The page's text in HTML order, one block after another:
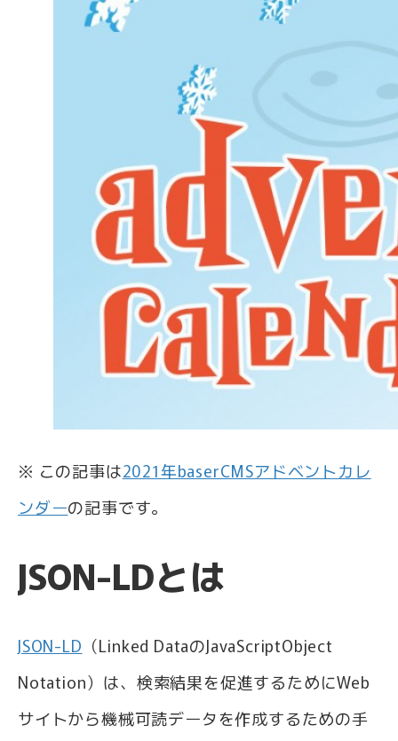
※ この記事は2021年baserCMSアドベントカレ
ンダーの記事です。
JSON-LDとは
JSON-LD （Linked DataのJavaScriptObject
Notation）は、検索結果を促進するためにWeb
サイトから機械可読データを作成するための手